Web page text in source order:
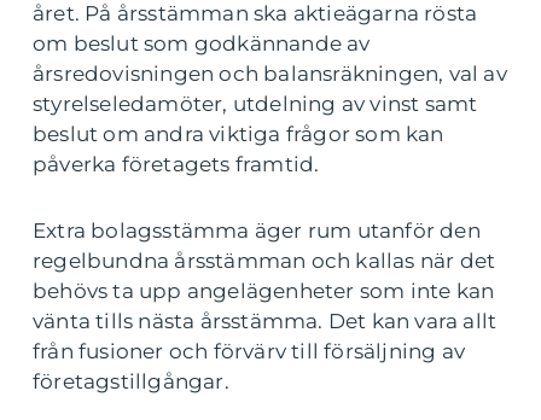
året. På årsstämman ska aktieägarna rösta
om beslut som godkännande av
årsredovisningen och balansräkningen, val av
styrelseledamöter, utdelning av vinst samt
beslut om andra viktiga frågor som kan
påverka företagets framtid.
Extra bolagsstämma äger rum utanför den
regelbundna årsstämman och kallas när det
behövs ta upp angelägenheter som inte kan
vänta tills nästa årsstämma. Det kan vara allt
från fusioner och förvärv till försäljning av
företagstillgångar.